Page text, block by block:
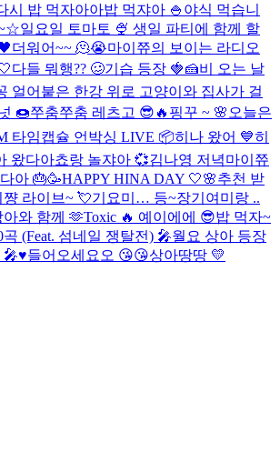
시 밥 먹자아아밥 먹쟈아 🍚 야식 먹습니
일요일 토마토 🍨 생일 파티에 함께 할
더워어~~ 🫠😭마이쮸의 보이는 라디오
다들 뭐행?? 🥴기습 등장 🍓🍰비 오는 날
얼어붙은 한강 위로 고양이와 집사가 걸
🍩쭈춤쭈춤 레츠고 😎🔥 핑꾸 ~ 🌸 오늘은
타임캡슐 언박싱 LIVE 📦히나 왔어 💙히
왔다아쵸랑 놀쟈아 💞김나영 저녁마이쮸
아 🎂🥳HAPPY HINA DAY 🤍🌸추천 받
쨩 라이브~ 💘기요미… 등~장기여미랑 ..
와 함께 🫶Toxic 🔥 예이에에 😎밥 먹자~
(Feat. 섬네일 쟁탈전) 🎤월요 상아 등장
🎤♥️들어오세요오 😘😘상아땅땅 💛